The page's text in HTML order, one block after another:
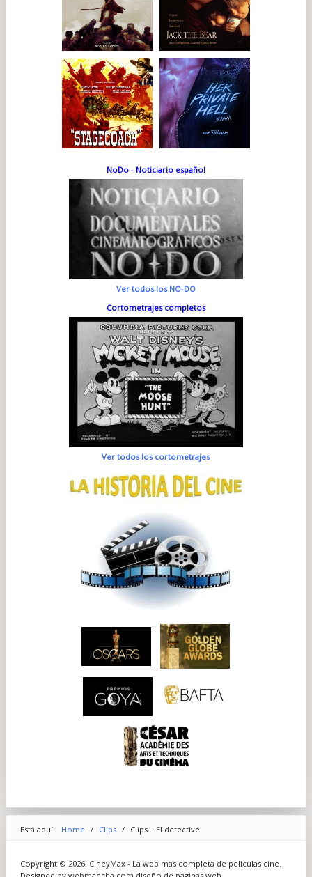
NoDo - Noticiario español
Ver todos los NO-DO
Cortometrajes completos
Ver todos los cortometrajes
Está aquí: Home / Clips / Clips... El detective
Copyright © 2026. CineyMax - La web mas completa de películas cine.